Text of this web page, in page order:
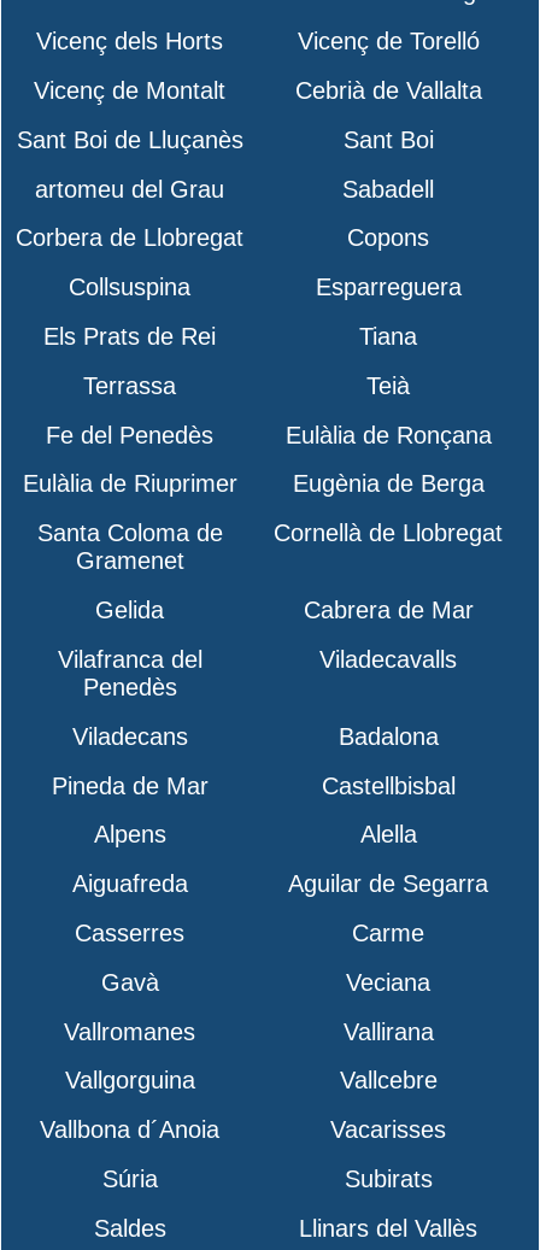
Vicenç dels Horts
Vicenç de Torelló
Vicenç de Montalt
Cebrià de Vallalta
Sant Boi de Lluçanès
Sant Boi
artomeu del Grau
Sabadell
Corbera de Llobregat
Copons
Collsuspina
Esparreguera
Els Prats de Rei
Tiana
Terrassa
Teià
Fe del Penedès
Eulàlia de Ronçana
Eulàlia de Riuprimer
Eugènia de Berga
Santa Coloma de
Gramenet
Cornellà de Llobregat
Gelida
Cabrera de Mar
Vilafranca del
Penedès
Viladecavalls
Viladecans
Badalona
Pineda de Mar
Castellbisbal
Alpens
Alella
Aiguafreda
Aguilar de Segarra
Casserres
Carme
Gavà
Veciana
Vallromanes
Vallirana
Vallgorguina
Vallcebre
Vallbona d´Anoia
Vacarisses
Súria
Subirats
Saldes
Llinars del Vallès